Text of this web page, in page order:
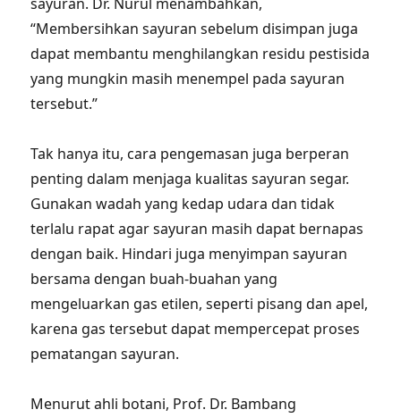
“Membersihkan sayuran sebelum disimpan juga
dapat membantu menghilangkan residu pestisida
yang mungkin masih menempel pada sayuran
tersebut.”
Tak hanya itu, cara pengemasan juga berperan
penting dalam menjaga kualitas sayuran segar.
Gunakan wadah yang kedap udara dan tidak
terlalu rapat agar sayuran masih dapat bernapas
dengan baik. Hindari juga menyimpan sayuran
bersama dengan buah-buahan yang
mengeluarkan gas etilen, seperti pisang dan apel,
karena gas tersebut dapat mempercepat proses
pematangan sayuran.
Menurut ahli botani, Prof. Dr. Bambang